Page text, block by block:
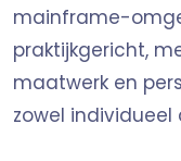
Doelgroep
Zakelijke
industrieën
mainframe-
praktijkgericht,
maatwerk en
zowel individueel